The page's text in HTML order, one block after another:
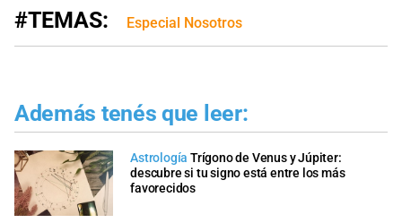
#TEMAS: Especial Nosotros
Además tenés que leer:
Astrología Trígono de Venus y Júpiter:
descubre si tu signo está entre los más
favorecidos